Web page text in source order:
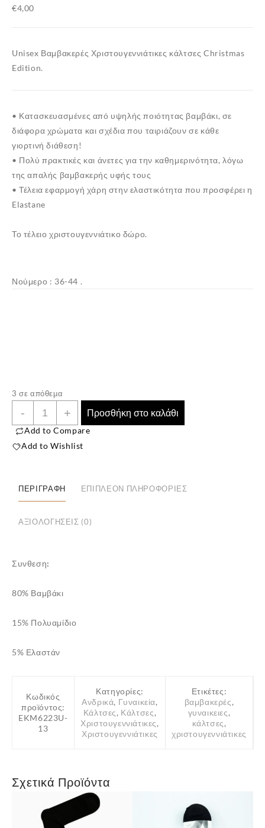
€4,00
Unisex Βαμβακερές Χριστουγεννιάτικες κάλτσες Christmas
Edition.
• Κατασκευασμένες από υψηλής ποιότητας βαμβάκι, σε
διάφορα χρώματα και σχέδια που ταιριάζουν σε κάθε
γιορτινή διάθεση!
• Πολύ πρακτικές και άνετες για την καθημερινότητα, λόγω
της απαλής βαμβακερής υφής τους
• Τέλεια εφαρμογή χάρη στην ελαστικότητα που προσφέρει η
Elastane
Το τέλειο χριστουγεννιάτικο δώρο.
Νούμερο : 36-44 .
3 σε απόθεμα
-
Unisex
Βαμβακερές
Χριστουγεννιάτικες
ποσότητα
+
Προσθήκη στο καλάθι
Add to Compare
Add to Wishlist
ΠΕΡΙΓΡΑΦΉ ΕΠΙΠΛΈΟΝ ΠΛΗΡΟΦΟΡΊΕΣ
ΑΞΙΟΛΟΓΉΣΕΙΣ (0)
Συνθεση:
80% Βαμβάκι
15% Πολυαμίδιο
5% Ελαστάν
Κωδικός
προϊόντος:
EKM6223U-
13
Κατηγορίες:
Ανδρικά, Γυναικεία,
Κάλτσες, Κάλτσες,
Χριστουγεννιάτικες,
Χριστουγεννιάτικες
Ετικέτες:
βαμβακερές,
γυναικειες,
κάλτσες,
χριστουγεννιάτικες
Σχετικά Προϊόντα